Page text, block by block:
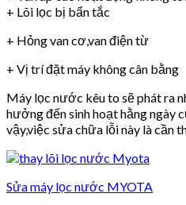
+ Lõi lọc bị bẩn tắc
+ Hỏng van cơ,van điện từ
+ Vị trí đặt máy không cân bằng
Máy lọc nước kêu to sẽ phát ra
hưởng đến sinh hoạt hằng ngày
vậy,việc sửa chữa lỗi này là cần
Sửa máy lọc nước MYOTA